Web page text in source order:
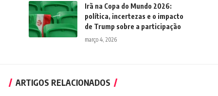
Irã na Copa do Mundo 2026:
política, incertezas e o impacto
de Trump sobre a participação
março 4, 2026
ARTIGOS RELACIONADOS